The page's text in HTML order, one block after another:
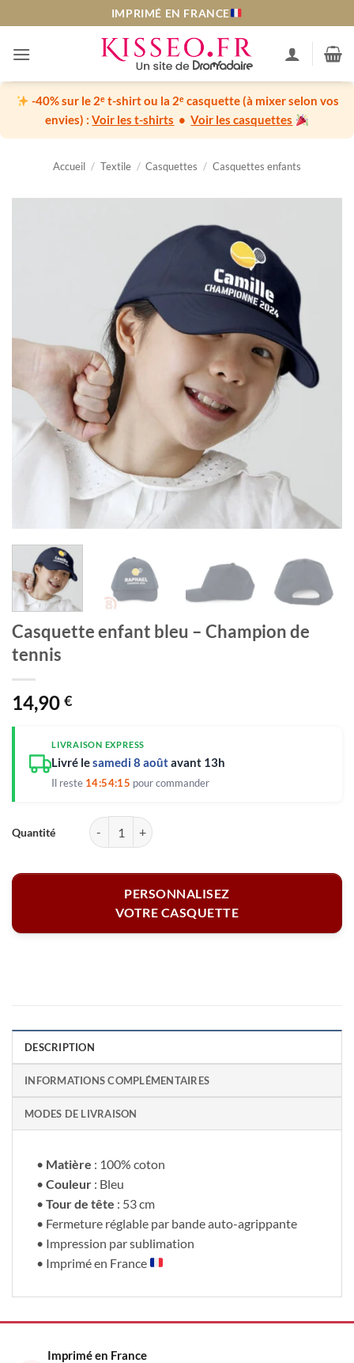
au
contenu
IMPRIMÉ EN FRANCE
-40% sur le 2ᵉ t-shirt ou la 2ᵉ casquette(à mixer selon vos
envies) :Voir les t-shirts •Voir les casquettes
Accueil / Textile / Casquettes / Casquettes enfants
Casquette enfant bleu – Champion de
tennis
14,90 €
LIVRAISON EXPRESS
Livré lesamedi 8 aoûtavant 13h
Il reste 14:54:15 pour commander
quantité de Casquette enfant bleu - Champion de tennis
PERSONNALISEZ
VOTRE CASQUETTE
DESCRIPTION
INFORMATIONS COMPLÉMENTAIRES
MODES DE LIVRAISON
• Matière : 100% coton
• Couleur : Bleu
• Tour de tête : 53 cm
• Fermeture réglable par bande auto-agrippante
• Impression par sublimation
• Imprimé en France
Imprimé en France